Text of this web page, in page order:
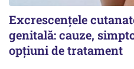
Excrescențele
genitală: cauze,
opțiuni de tratament